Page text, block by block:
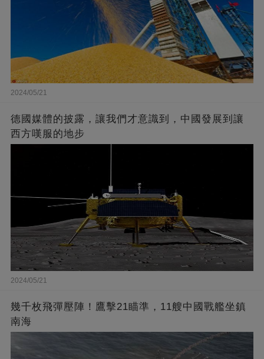
2024/05/21
德國媒體的披露，讓我們才意識到，中國發展到讓
西方嘆服的地步
2024/05/21
幾千枚飛彈壓陣！鷹擊21瞄準，11艘中國戰艦坐鎮
南海